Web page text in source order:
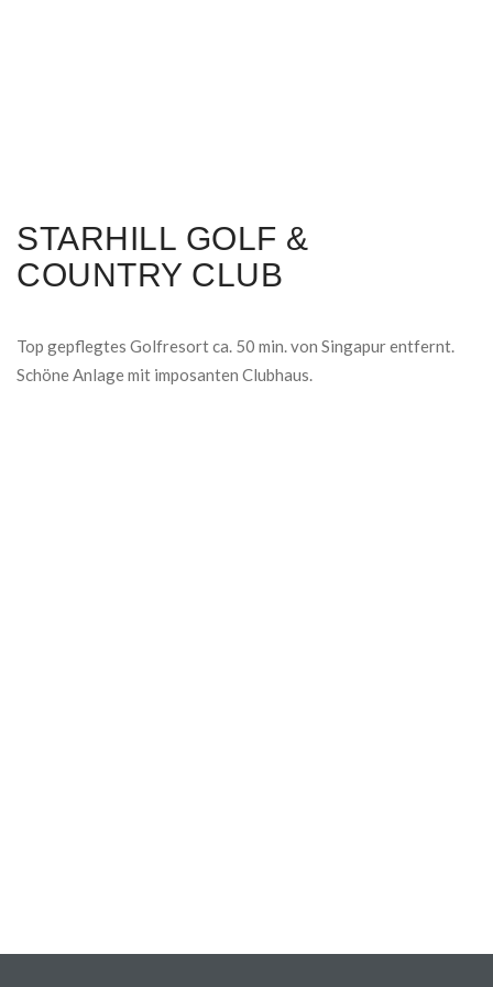
STARHILL GOLF &
COUNTRY CLUB
Top gepflegtes Golfresort ca. 50 min. von Singapur entfernt.
Schöne Anlage mit imposanten Clubhaus.